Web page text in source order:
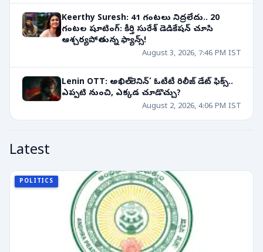
Keerthy Suresh: 41 గంటలు నిద్రలేదు.. 20
గంటల షూటింగ్: కీర్తి సురేశ్ డెడికేషన్ చూసి
ఆశ్చర్యపోతున్న ఫ్యాన్స్!
August 3, 2026, 7:46 PM IST
Lenin OTT: అఖిల్ ‘లెనిన్’ ఓటీటీ రిలీజ్ డేట్ ఫిక్స్..
ఎప్పటి నుంచి, ఎక్కడ చూడొచ్చు?
August 2, 2026, 4:06 PM IST
Latest
POLITICS